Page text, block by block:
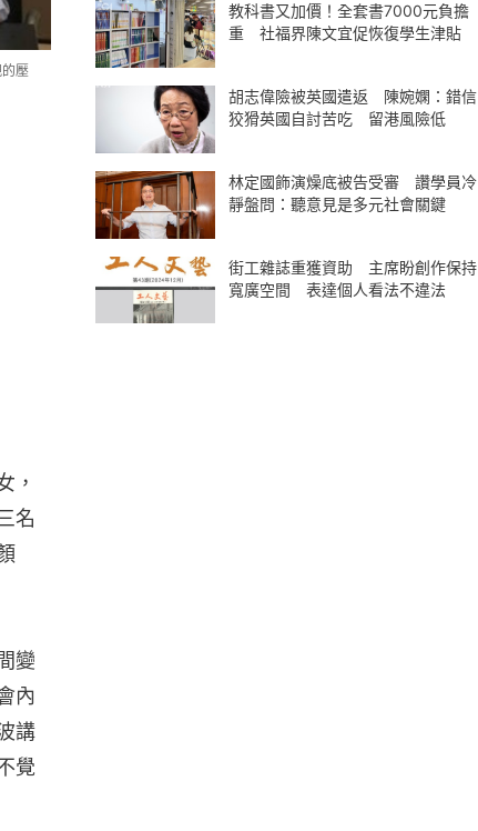
壓
，
名
變
內
講
覺
教科書又加價！全套書7000元負擔
重 社福界陳文宜促恢復學生津貼
胡志偉險被英國遣返 陳婉嫻：錯信
狡猾英國自討苦吃 留港風險低
林定國飾演燥底被告受審 讚學員冷
靜盤問：聽意見是多元社會關鍵
街工雜誌重獲資助 主席盼創作保持
寬廣空間 表達個人看法不違法